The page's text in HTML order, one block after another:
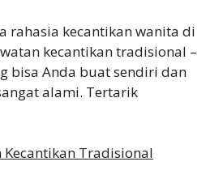
rahasia kecantikan wanita di
kecantikan tradisional –
bisa Anda buat sendiri dan
alami. Tertarik
Kecantikan Tradisional